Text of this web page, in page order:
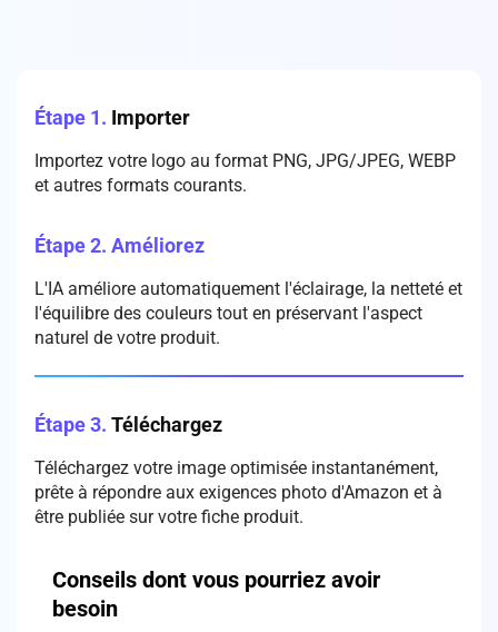
Étape 1. Importer
Importez votre logo au format PNG, JPG/JPEG, WEBP
et autres formats courants.
Étape 2. Améliorez
L'IA améliore automatiquement l'éclairage, la netteté et
l'équilibre des couleurs tout en préservant l'aspect
naturel de votre produit.
Téléchargez votre image optimisée instantanément,
prête à répondre aux exigences photo d'Amazon et à
être publiée sur votre fiche produit.
Conseils dont vous pourriez avoir
besoin